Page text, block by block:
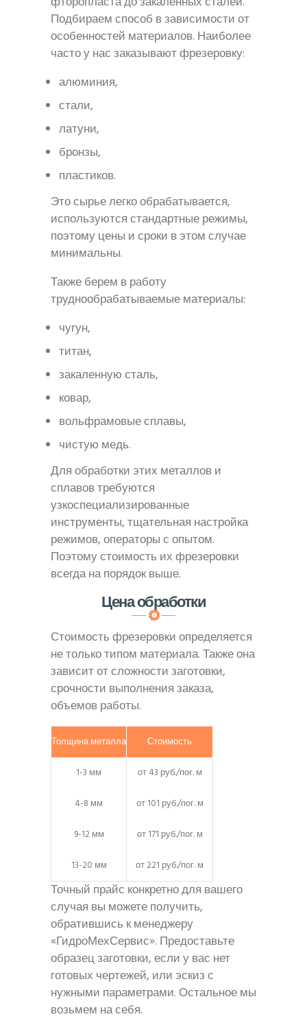
Подбираем способ в зависимости от
особенностей материалов. Наиболее
часто у нас заказывают фрезеровку:
алюминия,
стали,
латуни,
бронзы,
пластиков.
Это сырье легко обрабатывается,
используются стандартные режимы,
поэтому цены и сроки в этом случае
минимальны.
Также берем в работу
труднообрабатываемые материалы:
чугун,
титан,
закаленную сталь,
ковар,
вольфрамовые сплавы,
чистую медь.
Для обработки этих металлов и
сплавов требуются
узкоспециализированные
инструменты, тщательная настройка
режимов, операторы с опытом.
Поэтому стоимость их фрезеровки
всегда на порядок выше.
Цена обработки
Стоимость фрезеровки определяется
не только типом материала. Также она
зависит от сложности заготовки,
срочности выполнения заказа,
объемов работы.
Толщина металла Стоимость
1-3 мм от 43 руб./пог. м
4-8 мм от 101 руб./пог. м
9-12 мм от 171 руб./пог. м
13-20 мм от 221 руб./пог. м
Точный прайс конкретно для вашего
случая вы можете получить,
обратившись к менеджеру
«ГидроМехСервис». Предоставьте
образец заготовки, если у вас нет
готовых чертежей, или эскиз с
нужными параметрами. Остальное мы
возьмем на себя.